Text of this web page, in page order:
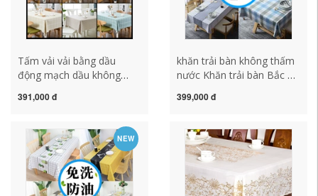
Tấm vải vải bằng dầu
động mạch dầu không
trải bàn không thấm nước
nước
391,000 đ
khăn trải bàn không thấm
nước Khăn trải bàn Bắc Âu
thấm dầu và chống đóng
nhật PVC dùng một lần
trong bàn trải bàn cà phê
sinh viên khăn trải bàn
decor khăn trải bàn hàn
quốc
399,000 đ
NEW